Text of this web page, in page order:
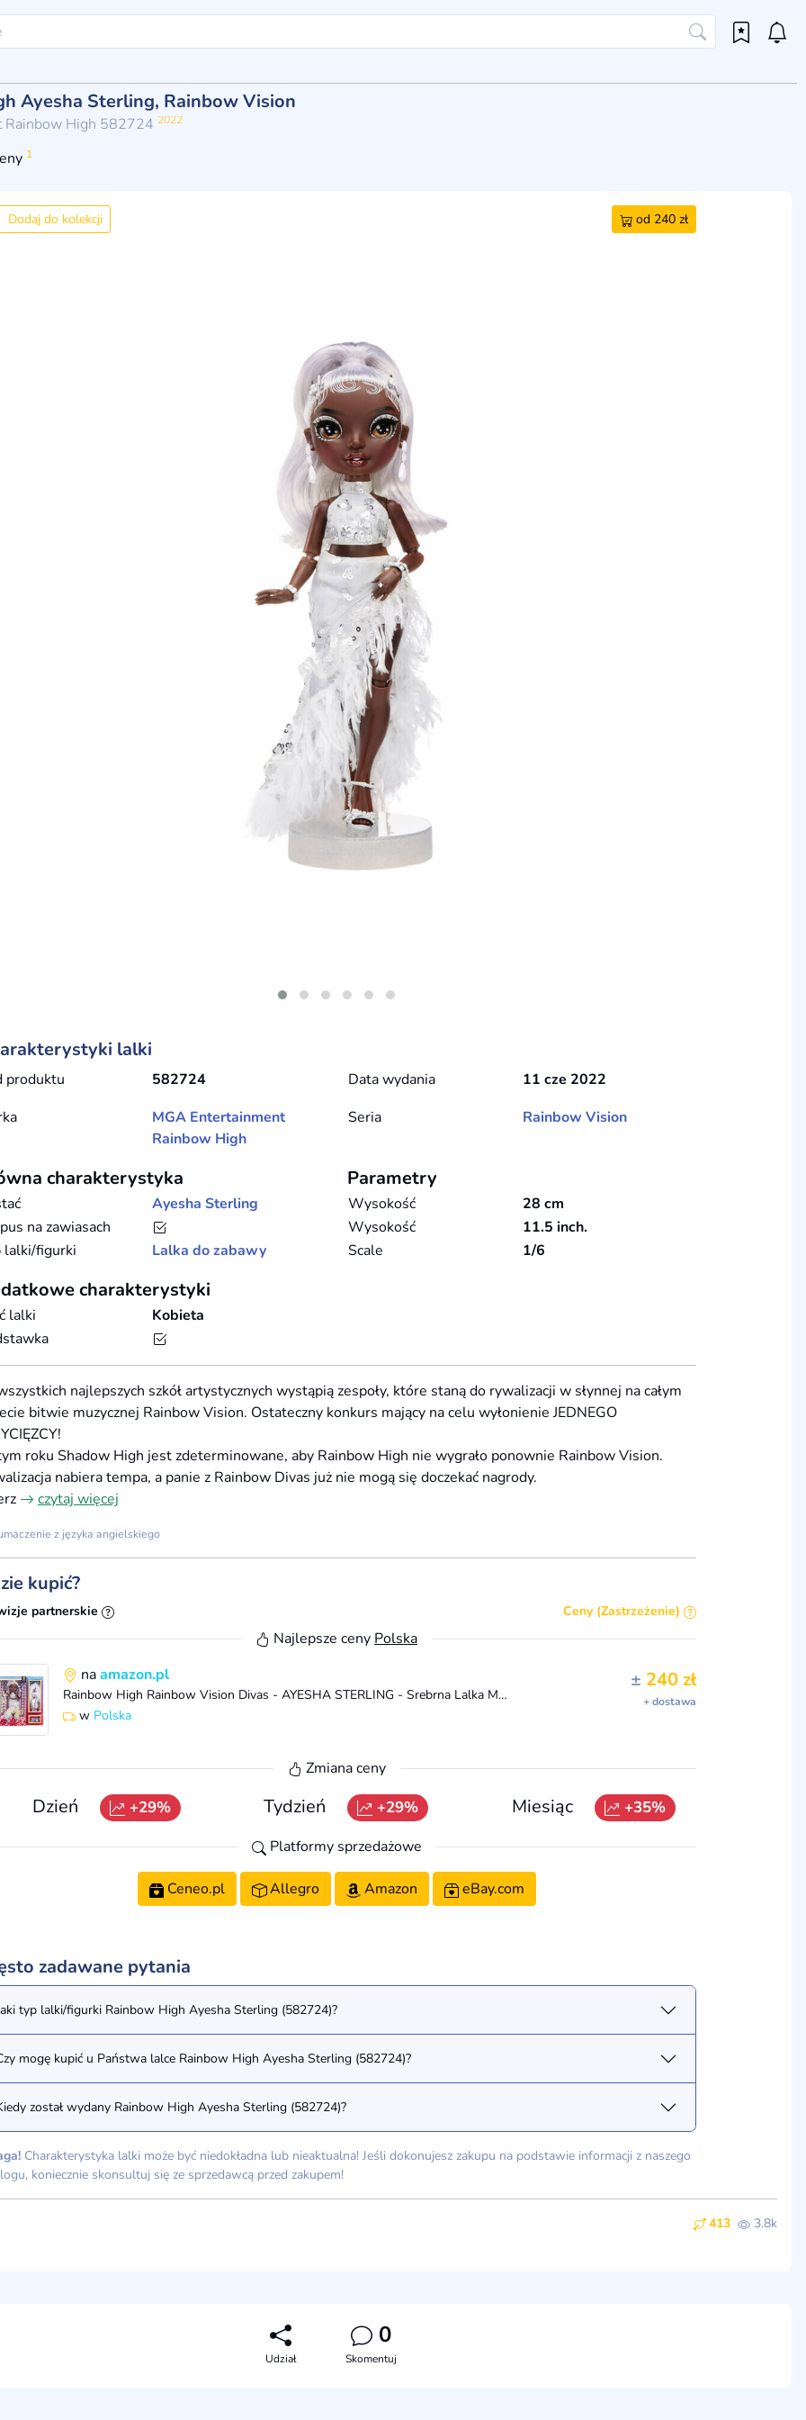
Ayesha Sterling, Rainbow Vision
Rainbow High 582724 2022
1
Dodaj do kolekcji od 240 zł
lalki
produktu 582724 Data wydania
11 cze 2022
MGA Entertainment
Rainbow High
Seria Rainbow Vision
charakterystyka
Ayesha Sterling
na zawiasach
lalki/figurki
Lalka do zabawy
Parametry
Wysokość
28 cm
Wysokość
11.5 inch.
Scale
1/6
charakterystyki
lalki
Kobieta
najlepszych szkół artystycznych wystąpią zespoły, które staną do rywalizacji w słynnej na całym
bitwie muzycznej Rainbow Vision. Ostateczny konkurs mający na celu wyłonienie JEDNEGO
roku Shadow High jest zdeterminowane, aby Rainbow High nie wygrało ponownie Rainbow Vision.
nabiera tempa, a panie z Rainbow Divas już nie mogą się doczekać nagrody.
czytaj więcej
z języka angielskiego
kupić?
partnerskie Ceny (Zastrzeżenie)
Najlepsze ceny Polska
naamazon.pl
Rainbow High Rainbow Vision Divas - AYESHA STERLING - Srebrna Lalka Modowa - Stroje od Projektantów, Mikrofon, Akcesoria i Toaletka - Dla Dzieci i Kol
w Polska
± 240 zł
+ dostawa
Zmiana ceny
Dzień +29% Tydzień +29% Miesiąc +35%
Platformy sprzedażowe
Ceneo.pl Allegro Amazon eBay.com
zadawane pytania
typ lalki/figurki Rainbow High Ayesha Sterling (582724)?
mogę kupić u Państwa lalce Rainbow High Ayesha Sterling (582724)?
został wydany Rainbow High Ayesha Sterling (582724)?
Charakterystyka lalki może być niedokładna lub nieaktualna! Jeśli dokonujesz zakupu na podstawie informacji z naszego
koniecznie skonsultuj się ze sprzedawcą przed zakupem!
413 3.8k
Udział
0
Skomentuj